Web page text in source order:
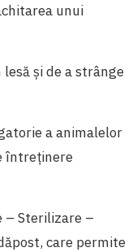
unui
și de a strânge
a animalelor
întreținere
– Sterilizare –
care permite